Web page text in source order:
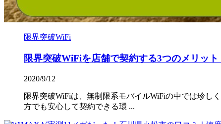
限界突破WiFi
限界突破WiFiを店舗で契約する3つのメリッ
2020/9/12
限界突破WiFiは、無制限系モバイルWiFiの中では珍し
方でも安心して契約できる環 ...